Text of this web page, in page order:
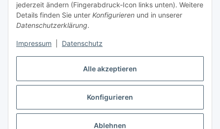
Alle akzeptieren
Konfigurieren
Ablehnen
jederzeit ändern (Fingerabdruck-Icon links unten). Weitere
Details finden Sie unter Konfigurieren und in unserer
Datenschutzerklärung.
Impressum Datenschutz
Bitte senden Sie mir entsprechend Ihrer
Datenschutzerklärungregelmäßig und jederzeit widerruflich
Informationen zu Ihrem Produktsortiment per E-Mail zu.
Abonnieren
Newsletter Abonnieren
Vertrag widerrufen
* Alle Preise inkl. gesetzlicher USt., zzgl.